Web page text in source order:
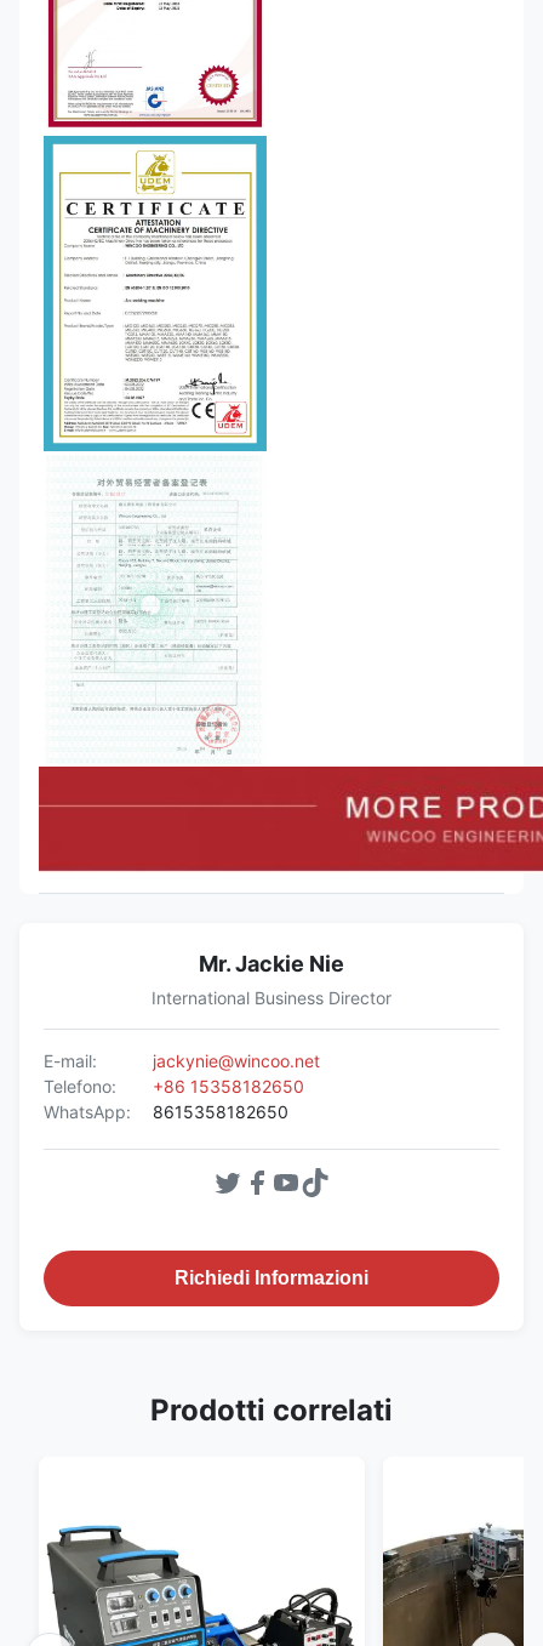
Mr. Jackie Nie
International Business Director
E-mail:
jackynie@wincoo.net
Telefono:
+86 15358182650
WhatsApp:
8615358182650
Richiedi Informazioni
Prodotti correlati